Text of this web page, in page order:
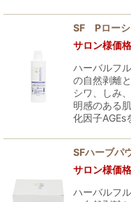
SF Pロー
サロン様価格
ハーバルフ
の自然剥離
シワ、しみ
明感のある
化因子AGEs
SFハーブ
サロン様価格
ハーバルフ